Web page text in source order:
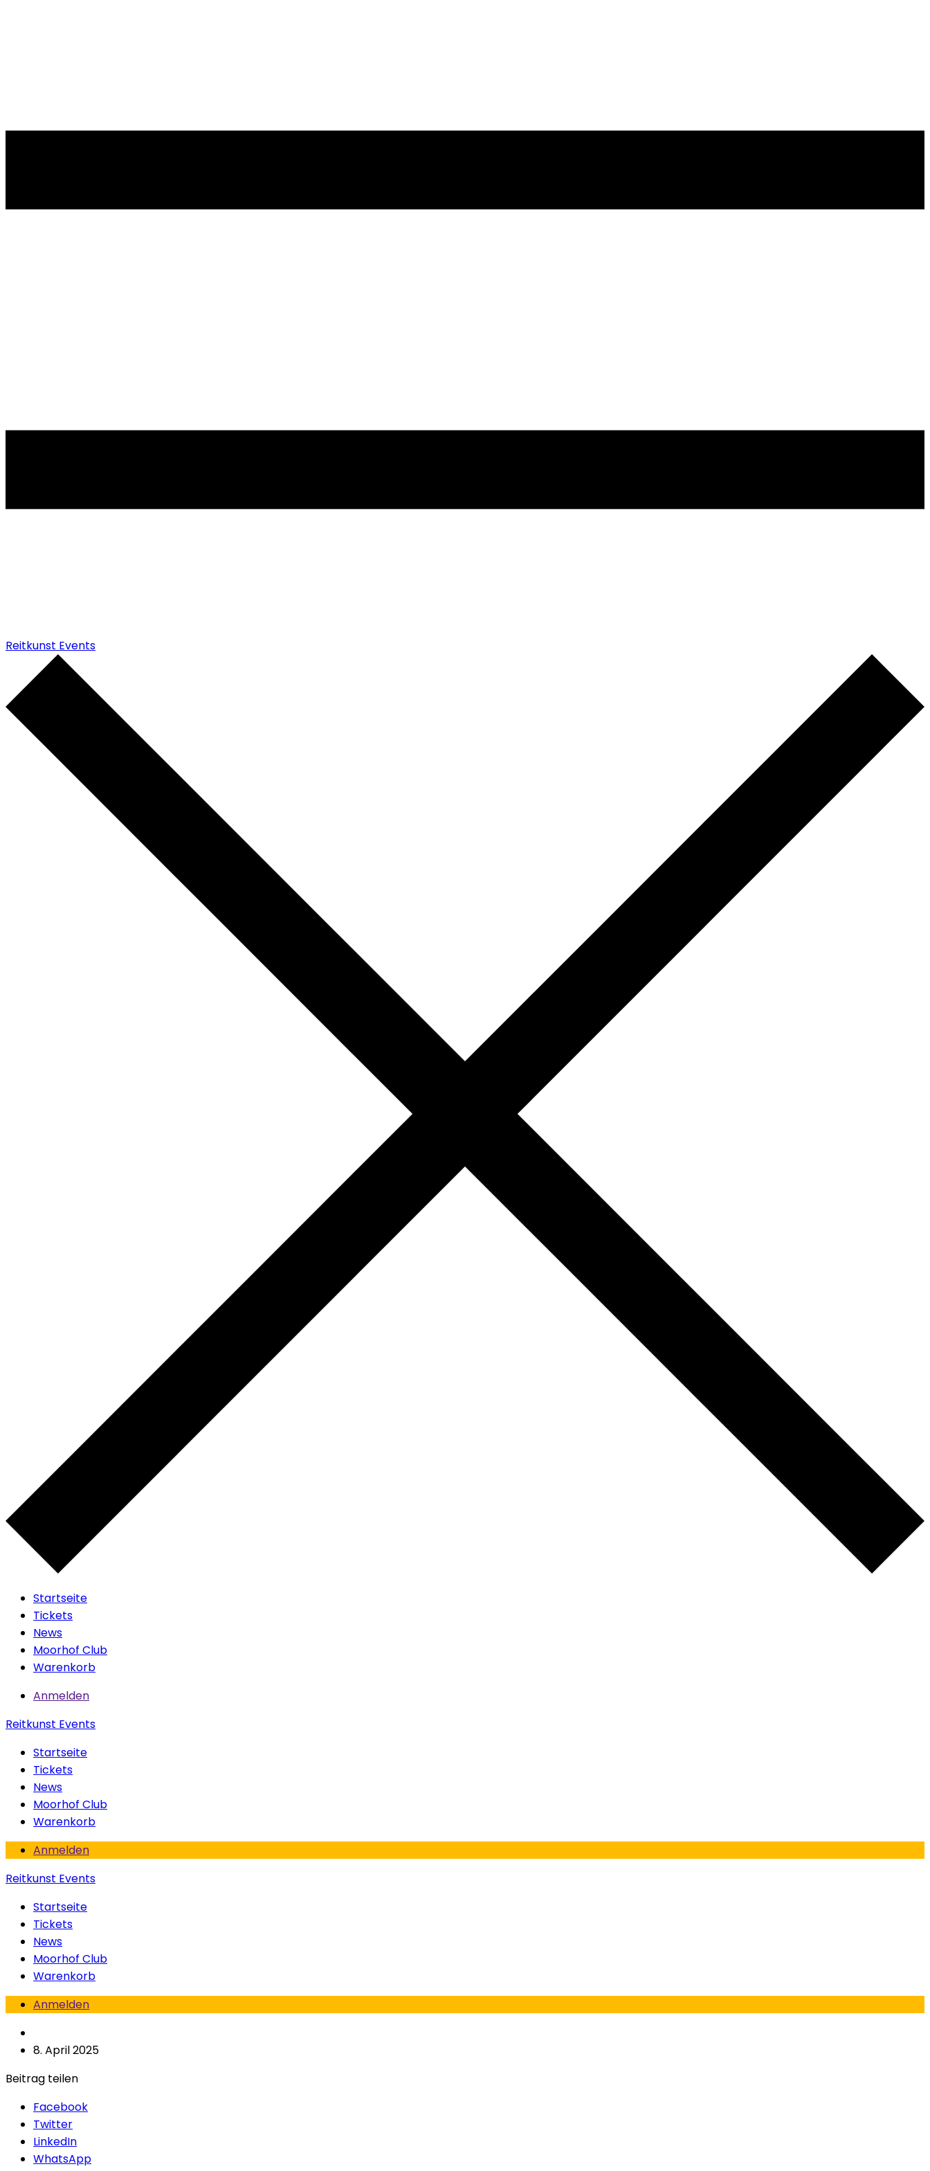
Reitkunst Events
Startseite
Tickets
News
Moorhof Club
Warenkorb
Anmelden
Reitkunst Events
Startseite
Tickets
News
Moorhof Club
Warenkorb
Anmelden
Reitkunst Events
Startseite
Tickets
News
Moorhof Club
Warenkorb
Anmelden
8. April 2025
Beitrag teilen
Facebook
Twitter
LinkedIn
WhatsApp